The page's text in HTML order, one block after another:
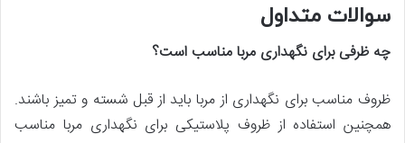
سوالات متداول
چه ظرفی برای نگهداری مربا مناسب است؟
ظروف مناسب برای نگهداری از مربا باید از قبل شسته و تمیز باشند.
همچنین استفاده از ظروف پلاستیکی برای نگهداری مربا مناسب